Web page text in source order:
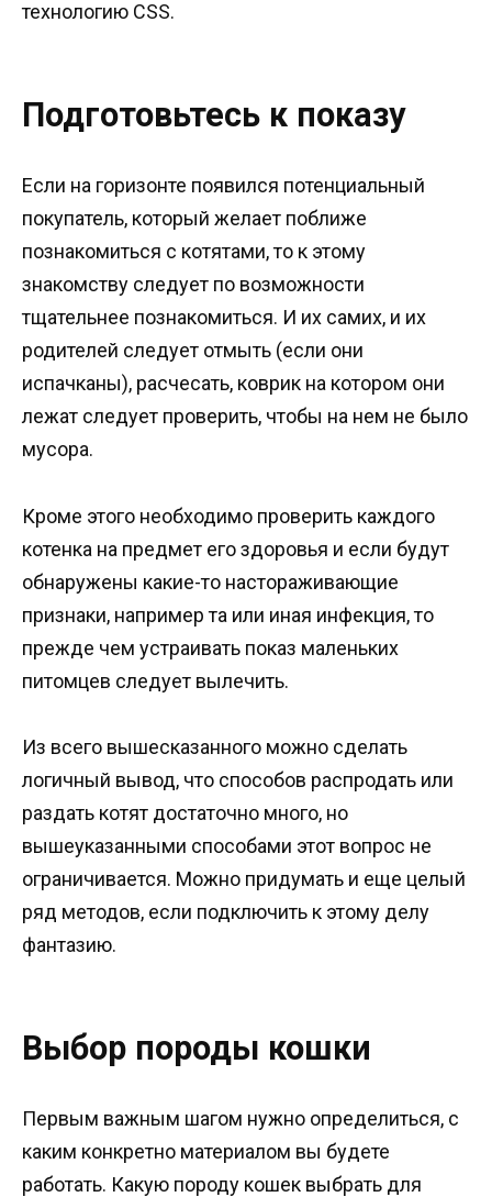
технологию CSS.
Подготовьтесь к показу
Если на горизонте появился потенциальный
покупатель, который желает поближе
познакомиться с котятами, то к этому
знакомству следует по возможности
тщательнее познакомиться. И их самих, и их
родителей следует отмыть (если они
испачканы), расчесать, коврик на котором они
лежат следует проверить, чтобы на нем не было
мусора.
Кроме этого необходимо проверить каждого
котенка на предмет его здоровья и если будут
обнаружены какие-то настораживающие
признаки, например та или иная инфекция, то
прежде чем устраивать показ маленьких
питомцев следует вылечить.
Из всего вышесказанного можно сделать
логичный вывод, что способов распродать или
раздать котят достаточно много, но
вышеуказанными способами этот вопрос не
ограничивается. Можно придумать и еще целый
ряд методов, если подключить к этому делу
фантазию.
Выбор породы кошки
Первым важным шагом нужно определиться, с
каким конкретно материалом вы будете
работать. Какую породу кошек выбрать для